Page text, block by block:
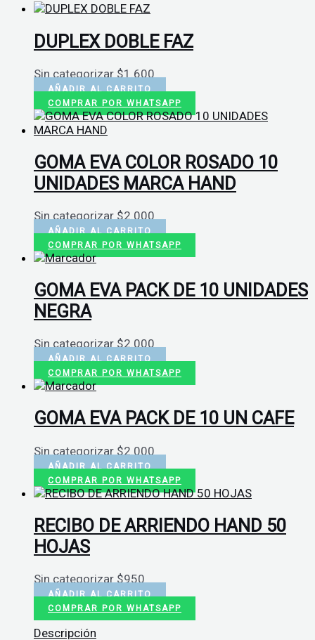
DUPLEX DOBLE FAZ
Sin categorizar $1.600
AÑADIR AL CARRITO
COMPRAR POR WHATSAPP
GOMA EVA COLOR ROSADO 10
UNIDADES MARCA HAND
Sin categorizar $2.000
AÑADIR AL CARRITO
COMPRAR POR WHATSAPP
GOMA EVA PACK DE 10 UNIDADES
NEGRA
Sin categorizar$2.000
AÑADIR AL CARRITO
COMPRAR POR WHATSAPP
GOMA EVA PACK DE 10 UN CAFE
Sin categorizar $2.000
AÑADIR AL CARRITO
COMPRAR POR WHATSAPP
RECIBO DE ARRIENDO HAND 50
HOJAS
Sin categorizar $950
AÑADIR AL CARRITO
COMPRAR POR WHATSAPP
Descripción